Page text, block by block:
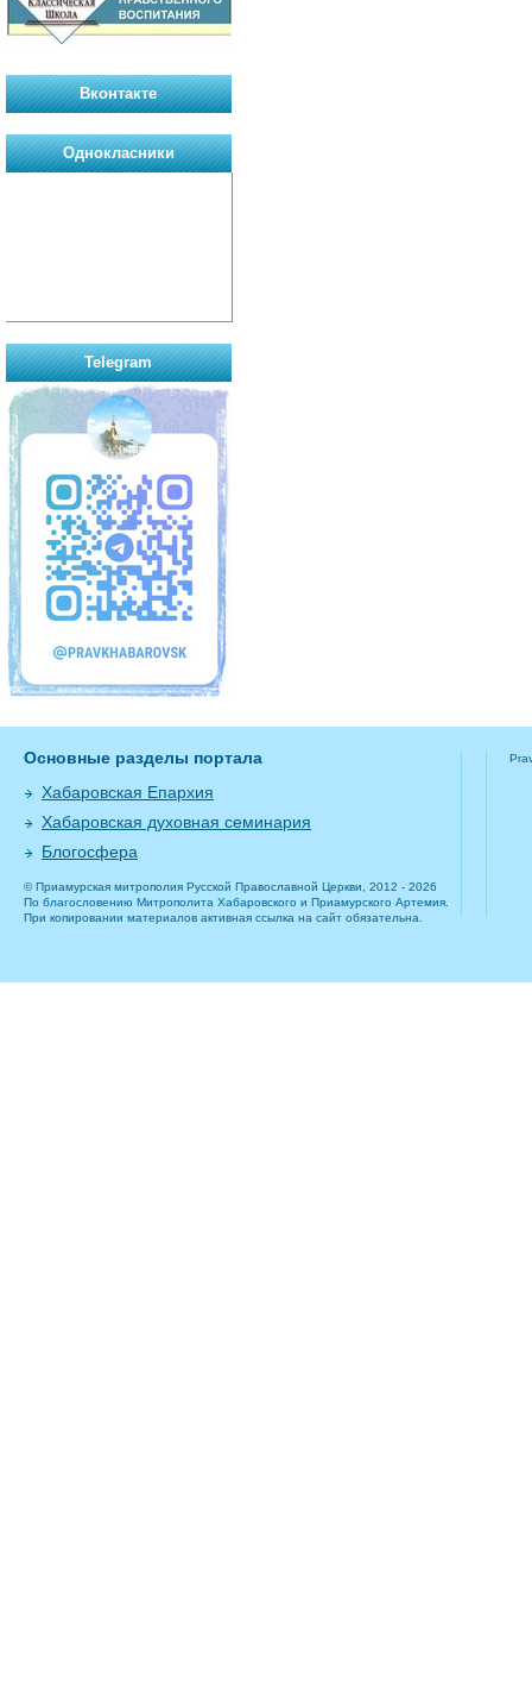
Вконтакте
Однокласники
Telegram
Основные разделы портала
Хабаровская Епархия
Хабаровская духовная семинария
Блогосфера
© Приамурская митрополия Русской Православной Церкви, 2012 - 2026
По благословению Митрополита Хабаровского и Приамурского Артемия.
При копировании материалов активная ссылка на сайт обязательна.